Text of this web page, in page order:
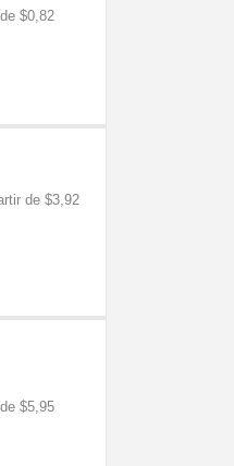
$0,82
de $3,92
$5,95